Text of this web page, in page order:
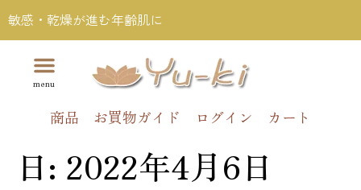
敏感・乾燥が進む年齢肌に
商品 お買物ガイド ログイン カート
日: 2022年4月6日